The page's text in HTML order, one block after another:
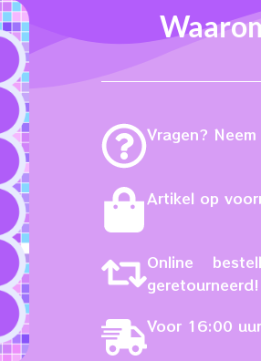
Vragen?
Artikel op
Online
geretourneerd!
Voor 16:00